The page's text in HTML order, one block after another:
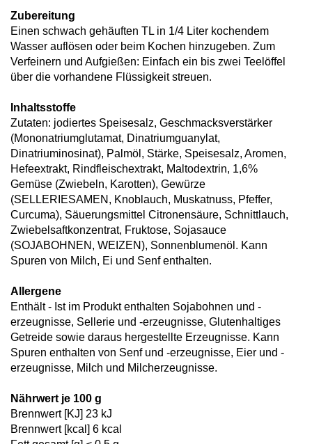
Zubereitung
Einen schwach gehäuften TL in 1/4 Liter kochendem
Wasser auflösen oder beim Kochen hinzugeben. Zum
Verfeinern und Aufgießen: Einfach ein bis zwei Teelöffel
über die vorhandene Flüssigkeit streuen.
Inhaltsstoffe
Zutaten: jodiertes Speisesalz, Geschmacksverstärker
(Mononatriumglutamat, Dinatriumguanylat,
Dinatriuminosinat), Palmöl, Stärke, Speisesalz, Aromen,
Hefeextrakt, Rindfleischextrakt, Maltodextrin, 1,6%
Gemüse (Zwiebeln, Karotten), Gewürze
(SELLERIESAMEN, Knoblauch, Muskatnuss, Pfeffer,
Curcuma), Säuerungsmittel Citronensäure, Schnittlauch,
Zwiebelsaftkonzentrat, Fruktose, Sojasauce
(SOJABOHNEN, WEIZEN), Sonnenblumenöl. Kann
Spuren von Milch, Ei und Senf enthalten.
Allergene
Enthält - Ist im Produkt enthalten Sojabohnen und -
erzeugnisse, Sellerie und -erzeugnisse, Glutenhaltiges
Getreide sowie daraus hergestellte Erzeugnisse. Kann
Spuren enthalten von Senf und -erzeugnisse, Eier und -
erzeugnisse, Milch und Milcherzeugnisse.
Nährwert je 100 g
Brennwert [KJ] 23 kJ
Brennwert [kcal] 6 kcal